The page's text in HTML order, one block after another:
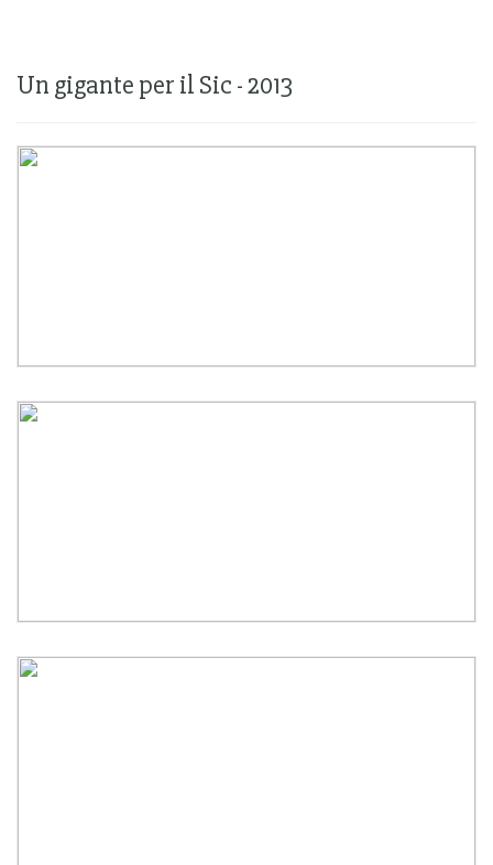
Un gigante per il Sic - 2013